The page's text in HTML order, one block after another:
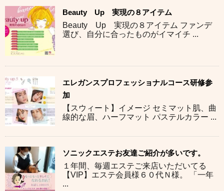
Beauty Up 実現の８アイテム
Beauty Up 実現の８アイテム ファンデ
選び、自分に合ったものがイマイチ ...
エレガンスプロフェッショナルコース研修参
加
【スウィート】イメージ セミマット肌、曲
線的な眉、ハーフマット パステルカラー ...
ソニックエステお友達ご紹介が多いです。
１年間、毎週エステご来店いただいてる
【VIP】エステ会員様６０代Ｎ様。 「一年
...